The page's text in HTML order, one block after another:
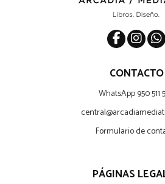
CONTACTO
WhatsApp 950 511
Formulario de
PÁGINAS